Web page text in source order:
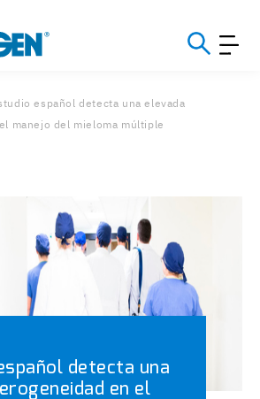
español detecta una elevada
manejo del mieloma múltiple
detecta una
en el